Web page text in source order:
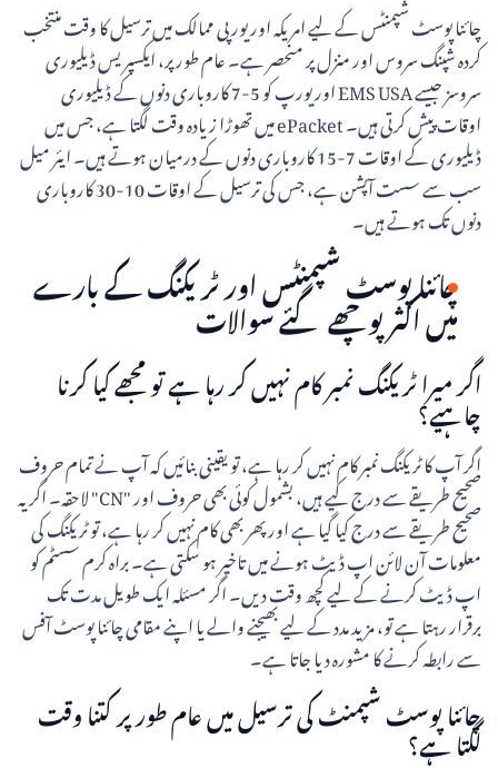
چائنا پوسٹ شپمنٹس کے لیے امریکہ اور یورپی ممالک میں ترسیل کا وقت منتخب
کردہ شپنگ سروس اور منزل پر منحصر ہے۔ عام طور پر، ایکسپریس ڈیلیوری
سروسز جیسے EMS USA اور یورپ کو 5-7 کاروباری دنوں کے ڈیلیوری
اوقات پیش کرتی ہیں۔ ePacket میں تھوڑا زیادہ وقت لگتا ہے، جس میں
ڈیلیوری کے اوقات 7-15 کاروباری دنوں کے درمیان ہوتے ہیں۔ ایئر میل
سب سے سست آپشن ہے، جس کی ترسیل کے اوقات 10-30 کاروباری
دنوں تک ہوتے ہیں۔
چائنا پوسٹ شپمنٹس اور ٹریکنگ کے بارے
میں اکثر پوچھے گئے سوالات
اگر میرا ٹریکنگ نمبر کام نہیں کر رہا ہے تو مجھے کیا کرنا
چاہیے؟
اگر آپ کا ٹریکنگ نمبر کام نہیں کر رہا ہے، تو یقینی بنائیں کہ آپ نے تمام حروف
صحیح طریقے سے درج کیے ہیں، بشمول کوئی بھی حروف اور "CN" لاحقہ۔ اگر یہ
صحیح طریقے سے درج کیا گیا ہے اور پھر بھی کام نہیں کر رہا ہے، تو ٹریکنگ کی
معلومات آن لائن اپ ڈیٹ ہونے میں تاخیر ہو سکتی ہے۔ براہ کرم سسٹم کو
اپ ڈیٹ کرنے کے لیے کچھ وقت دیں۔ اگر مسئلہ ایک طویل مدت تک
برقرار رہتا ہے تو، مزید مدد کے لیے بھیجنے والے یا اپنے مقامی چائنا پوسٹ آفس
سے رابطہ کرنے کا مشورہ دیا جاتا ہے۔
چائنا پوسٹ شپمنٹ کی ترسیل میں عام طور پر کتنا وقت
لگتا ہے؟